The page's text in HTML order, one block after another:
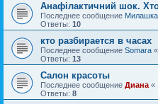
Анафілактичний шок.
Последнее сообщение Милашка
Ответы: 10
кто разбирается в часах
Последнее сообщение Somara «
Ответы: 13
Салон красоты
Последнее сообщение Диана«
Ответы: 8